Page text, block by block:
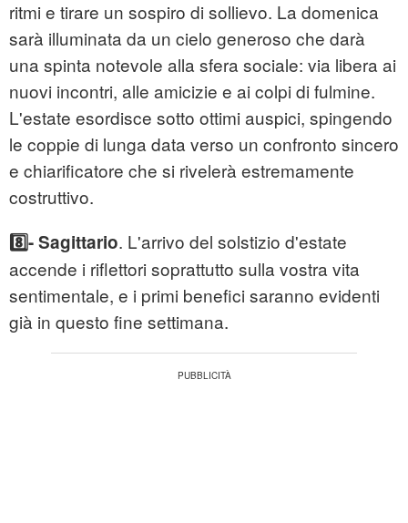
ritmi e tirare un sospiro di sollievo. La domenica
sarà illuminata da un cielo generoso che darà
una spinta notevole alla sfera sociale: via libera ai
nuovi incontri, alle amicizie e ai colpi di fulmine.
L'estate esordisce sotto ottimi auspici, spingendo
le coppie di lunga data verso un confronto sincero
e chiarificatore che si rivelerà estremamente
costruttivo.
8️⃣- Sagittario. L'arrivo del solstizio d'estate
accende i riflettori soprattutto sulla vostra vita
sentimentale, e i primi benefici saranno evidenti
già in questo fine settimana.